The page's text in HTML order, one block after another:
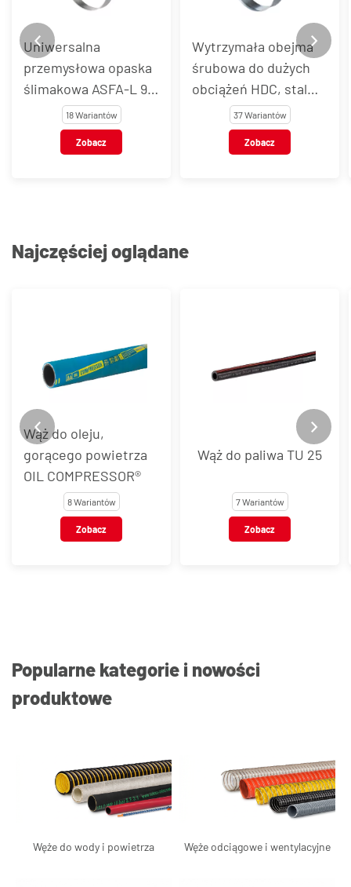
Uniwersalna
przemysłowa opaska
ślimakowa ASFA-L 9
mm, stal węglowa
18 Wariantów
Zobacz
Wytrzymała obejma
śrubowa do dużych
obciążeń HDC, stal
węglowa37 Wariantów
Zobacz
Najczęściej oglądane
Wąż do oleju,
gorącego powietrza
OIL COMPRESSOR®
8 Wariantów
Zobacz
Wąż do paliwa TU 25
7 Wariantów
Zobacz
Popularne kategorie i nowości
produktowe
Węże do wody i powietrza Węże odciągowe i wentylacyjne